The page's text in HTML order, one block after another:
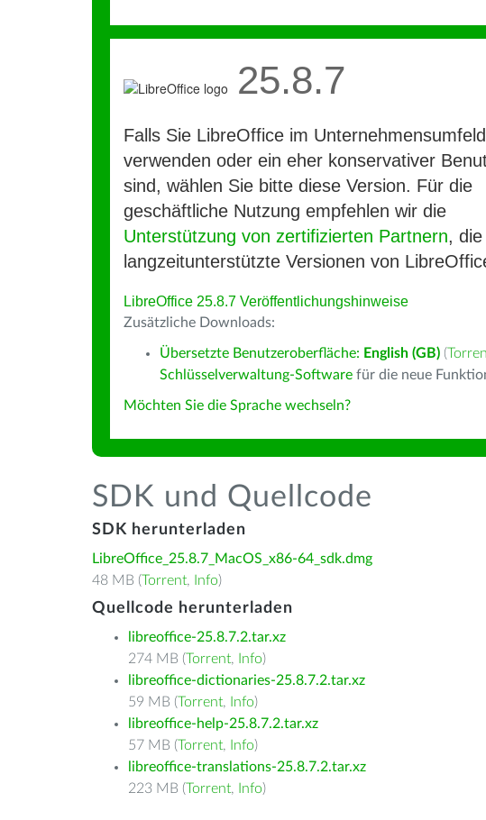
25.8.7
Falls Sie LibreOffice im Unternehmensumfeld
verwenden oder ein eher konservativer
sind, wählen Sie bitte diese Version. Für die
geschäftliche Nutzung empfehlen wir die
Unterstützung von zertifizierten Partnern,
langzeitunterstützte Versionen von
LibreOffice 25.8.7 Veröffentlichungshinweise
Zusätzliche Downloads:
Übersetzte Benutzeroberfläche: English (GB) (
Schlüsselverwaltung-Software für die neue
Möchten Sie die Sprache wechseln?
SDK und Quellcode
SDK herunterladen
LibreOffice_25.8.7_MacOS_x86-64_sdk.dmg
48 MB (Torrent, Info)
Quellcode herunterladen
libreoffice-25.8.7.2.tar.xz
274 MB (Torrent, Info)
libreoffice-dictionaries-25.8.7.2.tar.xz
59 MB (Torrent, Info)
libreoffice-help-25.8.7.2.tar.xz
57 MB (Torrent, Info)
libreoffice-translations-25.8.7.2.tar.xz
223 MB (Torrent, Info)